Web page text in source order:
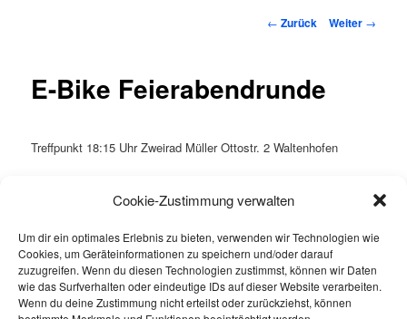
Cookie-Zustimmung verwalten
Um dir ein optimales Erlebnis zu bieten, verwenden wir Technologien wie
Cookies, um Geräteinformationen zu speichern und/oder darauf
zuzugreifen. Wenn du diesen Technologien zustimmst, können wir Daten
wie das Surfverhalten oder eindeutige IDs auf dieser Website verarbeiten.
Wenn du deine Zustimmung nicht erteilst oder zurückziehst, können
Beitrags-
← Zurück Weiter →
E-Bike Feierabendrunde
Treffpunkt 18:15 Uhr Zweirad Müller Ottostr. 2 Waltenhofen